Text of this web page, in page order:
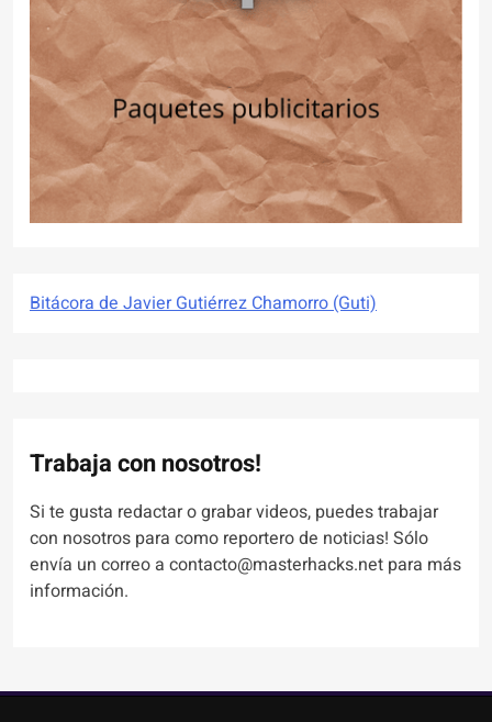
Bitácora de Javier Gutiérrez Chamorro (Guti)
Trabaja con nosotros!
Si te gusta redactar o grabar videos, puedes trabajar
con nosotros para como reportero de noticias! Sólo
envía un correo a contacto@masterhacks.net para más
información.